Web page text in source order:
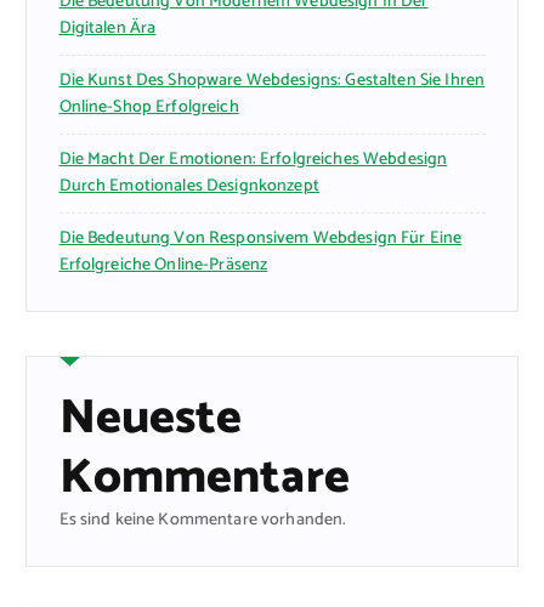
Digitalen Ära
Die Kunst Des Shopware Webdesigns: Gestalten Sie Ihren
Online-Shop Erfolgreich
Die Macht Der Emotionen: Erfolgreiches Webdesign
Durch Emotionales Designkonzept
Die Bedeutung Von Responsivem Webdesign Für Eine
Erfolgreiche Online-Präsenz
Neueste
Kommentare
Es sind keine Kommentare vorhanden.